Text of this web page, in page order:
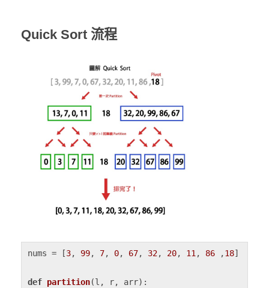
Quick Sort 流程
nums = [3, 99, 7, 0, 67, 32, 20, 11, 86 ,18]
def partition(l, r, arr):